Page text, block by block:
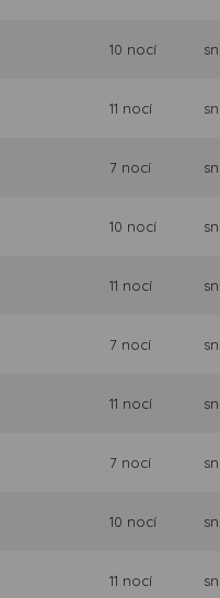
10 nocí
11 nocí
7 nocí
10 nocí
11 nocí
7 nocí
11 nocí
7 nocí
10 nocí
11 nocí